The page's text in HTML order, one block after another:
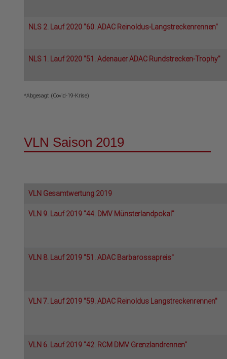
NLS 2. Lauf 2020 "60. ADAC Reinoldus-Langstreckenrennen"
NLS 1. Lauf 2020 "51. Adenauer ADAC Rundstrecken-Trophy"
*Abgesagt (Covid-19-Krise)
VLN Saison 2019
VLN Gesamtwertung 2019
VLN 9. Lauf 2019 "44. DMV Münsterlandpokal"
VLN 8. Lauf 2019 "51. ADAC Barbarossapreis"
VLN 7. Lauf 2019 "59. ADAC Reinoldus Langstreckenrennen"
VLN 6. Lauf 2019 "42. RCM DMV Grenzlandrennen"